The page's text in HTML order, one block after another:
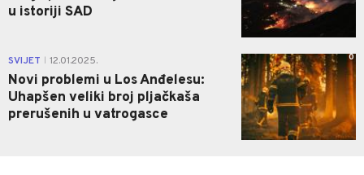
u istoriji SAD
SVIJET 12.01.2025.
Novi problemi u Los Anđelesu:
Uhapšen veliki broj pljačkaša
prerušenih u vatrogasce
0